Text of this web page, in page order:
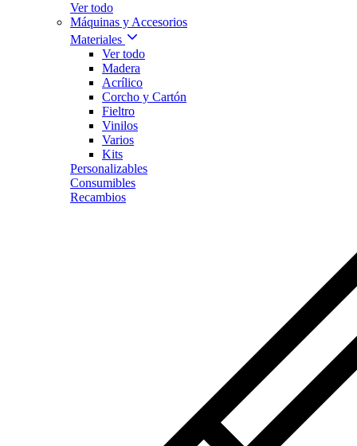
Ver todo
Máquinas y Accesorios
Materiales
Ver todo
Madera
Acrílico
Corcho y Cartón
Fieltro
Vinilos
Varios
Kits
Personalizables
Consumibles
Recambios